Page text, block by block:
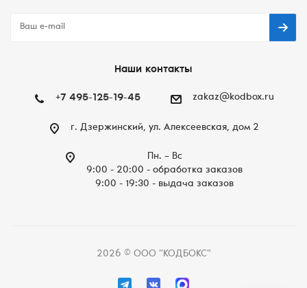
Наши контакты
+7 495-125-19-45 zakaz@kodbox.ru
г. Дзержинский, ул. Алексеевская, дом 2
Пн. – Вc
9:00 - 20:00 - обработка заказов
9:00 - 19:30 - выдача заказов
2026 © ООО "КОДБОКС"